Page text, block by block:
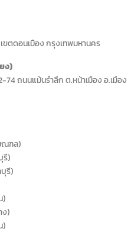
ขตดอนเมือง กรุงเทพมหานคร
ง)
ถนนแม้นรำลึก ต.หน้าเมือง อ.เมือง
ณฑล)
รี)
รี)
)
)
)